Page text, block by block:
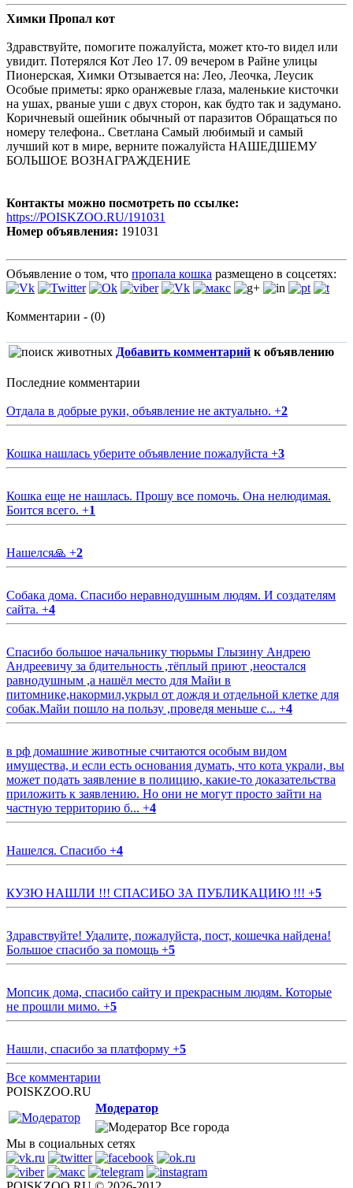
Химки Пропал кот
Здравствуйте, помогите пожалуйста, может кто-то видел или
увидит. Потерялся Кот Лео 17. 09 вечером в Райне улицы
Пионерская, Химки Отзывается на: Лео, Леочка, Леусик
Особые приметы: ярко оранжевые глаза, маленькие кисточки
на ушах, рваные уши с двух сторон, как будто так и задумано.
Коричневый ошейник обычный от паразитов Обращаться по
номеру телефона.. Светлана Самый любимый и самый
лучший кот в мире, верните пожалуйста НАШЕДШЕМУ
БОЛЬШОЕ ВОЗНАГРАЖДЕНИЕ
Контакты можно посмотреть по ссылке:
https://POISKZOO.RU/191031
Номер объявления: 191031
Объявление о том, что пропала кошка размещено в соцсетях:
Комментарии - (0)
Добавить комментарий к объявлению
Последние комментарии
Отдала в добрые руки, объявление не актуально. +2
Кошка нашлась уберите объявление пожалуйста +3
Кошка еще не нашлась. Прошу все помочь. Она нелюдимая.
Боится всего. +1
Нашелся🙏 +2
Собака дома. Спасибо неравнодушным людям. И создателям
сайта. +4
Спасибо большое начальнику тюрьмы Глызину Андрею
Андреевичу за бдительность ,тёплый приют ,неостался
равнодушным ,а нашёл место для Майи в
питомнике,накормил,укрыл от дождя и отдельной клетке для
собак.Майи пошло на пользу ,проведя меньше с... +4
в рф домашние животные считаются особым видом
имущества, и если есть основания думать, что кота украли, вы
может подать заявление в полицию, какие-то доказательства
приложить к заявлению. Но они не могут просто зайти на
частную территорию б... +4
Нашелся. Спасибо +4
КУЗЮ НАШЛИ !!! СПАСИБО ЗА ПУБЛИКАЦИЮ !!! +5
Здравствуйте! Удалите, пожалуйста, пост, кошечка найдена!
Большое спасибо за помощь +5
Мопсик дома, спасибо сайту и прекрасным людям. Которые
не прошли мимо. +5
Нашли, спасибо за платформу +5
Все комментарии
POISKZOO.RU
Модератор
Все города
Мы в социальных сетях